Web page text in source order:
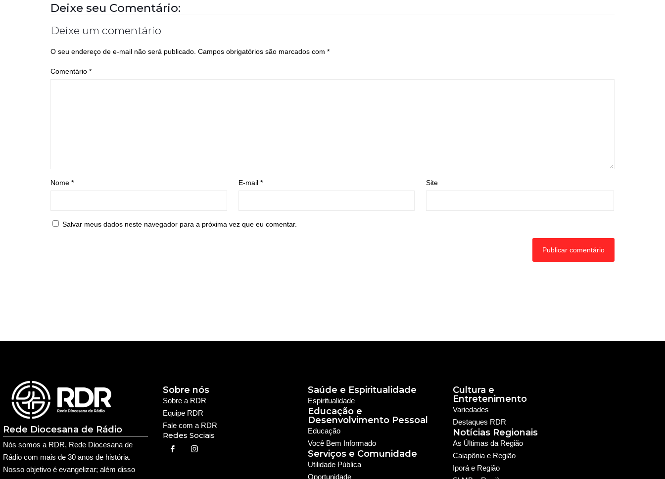
Deixe seu Comentário:
Deixe um comentário
O seu endereço de e-mail não será publicado. Campos obrigatórios são marcados com *
Comentário *
Nome * E-mail * Site
Salvar meus dados neste navegador para a próxima vez que eu comentar.
Rede Diocesana de Rádio
Nós somos a RDR, Rede Diocesana de
Rádio com mais de 30 anos de história.
Nosso objetivo é evangelizar; além disso
Sobre a RDR
Equipe RDR
Fale com a RDR
Redes Sociais
Sobre nós Saúde e Espiritualidade
Espiritualidade
Educação e
Desenvolvimento Pessoal
Educação
Você Bem Informado
Serviços e Comunidade
Utilidade Pública
Oportunidade
Cultura e
Entretenimento
Notícias Regionais
As Últimas da Região
Caiapônia e Região
Iporá e Região
Variedades
Destaques RDR